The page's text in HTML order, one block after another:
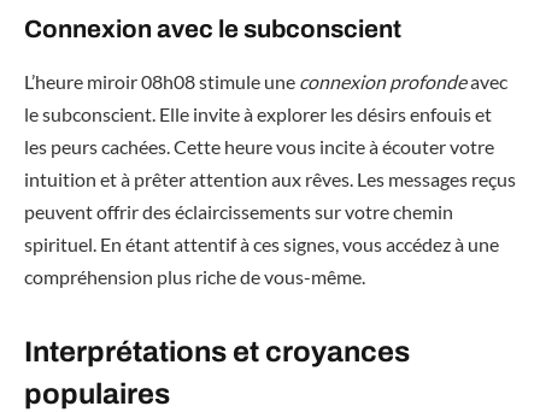
Connexion avec le subconscient
L’heure miroir 08h08 stimule une connexion profondeavec
le subconscient. Elle invite à explorer les désirs enfouis et
les peurs cachées. Cette heure vous incite à écouter votre
intuition et à prêter attention aux rêves. Les messages reçus
peuvent offrir des éclaircissements sur votre chemin
spirituel. En étant attentif à ces signes, vous accédez à une
compréhension plus riche de vous-même.
Interprétations et croyances
populaires